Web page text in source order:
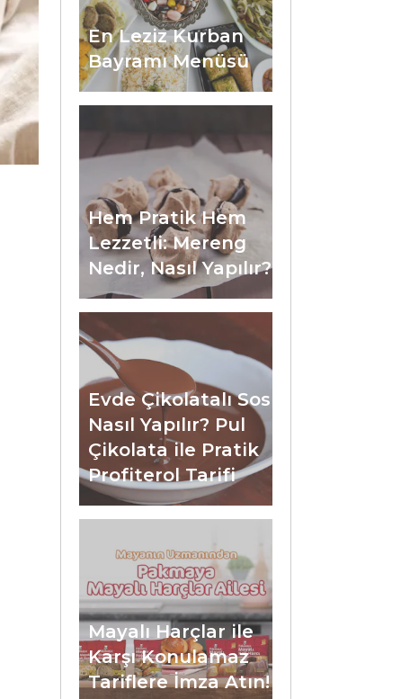
En Leziz Kurban
Bayramı Menüsü
Hem Pratik Hem
Lezzetli: Mereng
Nedir, Nasıl Yapılır?
Evde Çikolatalı Sos
Nasıl Yapılır? Pul
Çikolata ile Pratik
Profiterol Tarifi
Mayalı Harçlar ile
Karşı Konulamaz
Tariflere İmza Atın!